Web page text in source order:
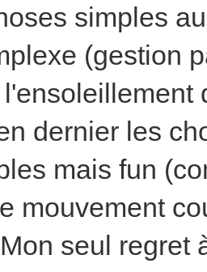
simples
(gestion
dernier les
mais fun
mouvement
seul regret